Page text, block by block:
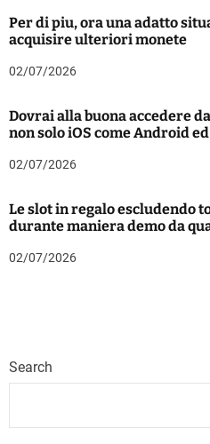
Per di piu, ora una adatto
acquisire ulteriori monete
02/07/2026
Dovrai alla buona accedere
non solo iOS come Android
02/07/2026
Le slot in regalo escludendo
durante maniera demo da
02/07/2026
Search